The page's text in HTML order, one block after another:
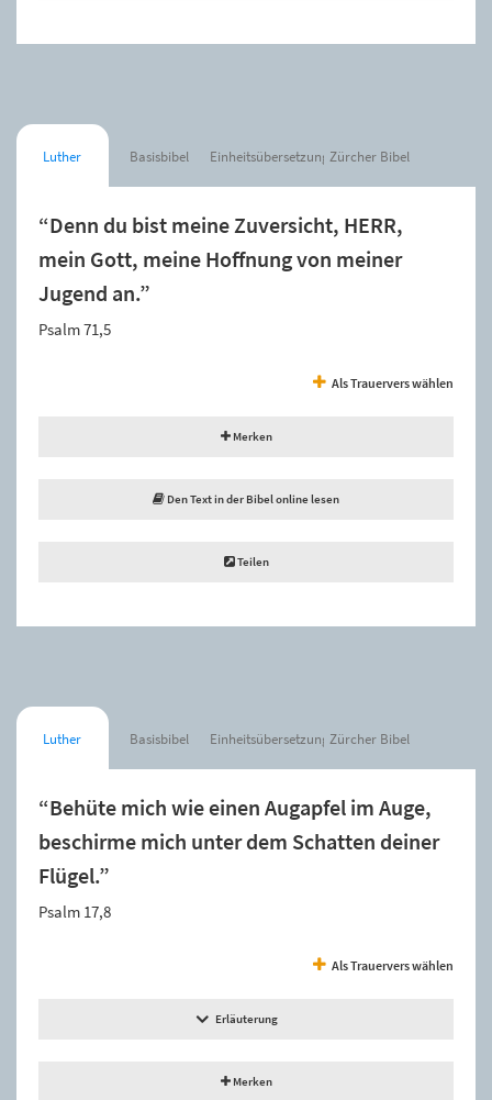
Luther Basisbibel Einheitsübersetzung Zürcher Bibel
“Denn du bist meine Zuversicht, HERR,
mein Gott, meine Hoffnung von meiner
Jugend an.”
Psalm 71,5
Als Trauervers wählen
Merken
Den Text in der Bibel online lesen
Teilen
Luther Basisbibel Einheitsübersetzung Zürcher Bibel
“Behüte mich wie einen Augapfel im Auge,
beschirme mich unter dem Schatten deiner
Flügel.”
Psalm 17,8
Als Trauervers wählen
Erläuterung
Merken